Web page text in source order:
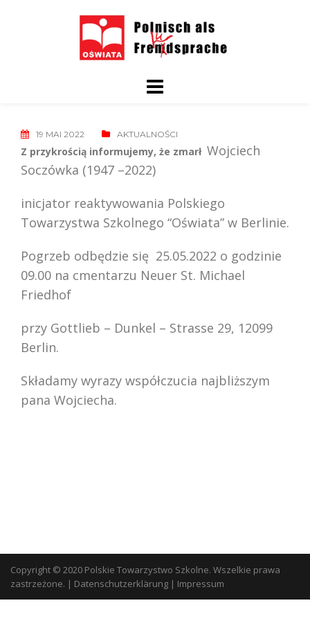
19 MAI 2022 AKTUALNOŚCI
Z przykrością informujemy, że zmarł Wojciech
Soczówka (1947 –2022)
inicjator reaktywowania Polskiego
Towarzystwa Szkolnego “Oświata” w Berlinie.
Pogrzeb odbędzie się 25.05.2022 o godzinie
09.00 na cmentarzu Neuer St. Michael
Friedhof
przy Gottlieb – Dunkel – Strasse 29, 12099
Berlin.
Składamy wyrazy współczucia najbliższym
pana Wojciecha.
Copyright © 2020 Polskie Towarzystwo Szkolne. Wszelkie prawa
zastrzeżone. | Datenschutzerklärung | Impressum